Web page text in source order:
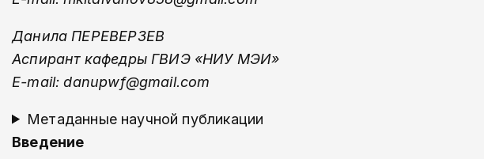
Данила ПЕРЕВЕРЗЕВ
Аспирант кафедры ГВИЭ «НИУ МЭИ»
E-mail: danupwf@gmail.com
Метаданные научной публикации
Введение